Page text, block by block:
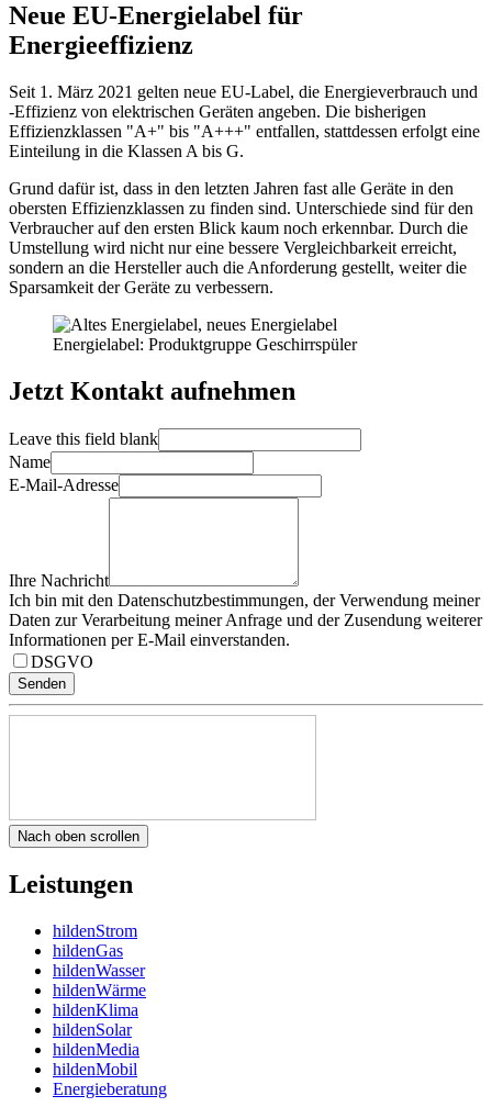
Neue EU-Energielabel für
Energieeffizienz
Seit 1. März 2021 gelten neue EU-Label, die Energieverbrauch und
-Effizienz von elektrischen Geräten angeben. Die bisherigen
Effizienzklassen "A+" bis "A+++" entfallen, stattdessen erfolgt eine
Einteilung in die Klassen A bis G.
Grund dafür ist, dass in den letzten Jahren fast alle Geräte in den
obersten Effizienzklassen zu finden sind. Unterschiede sind für den
Verbraucher auf den ersten Blick kaum noch erkennbar. Durch die
Umstellung wird nicht nur eine bessere Vergleichbarkeit erreicht,
sondern an die Hersteller auch die Anforderung gestellt, weiter die
Sparsamkeit der Geräte zu verbessern.
Energielabel: Produktgruppe Geschirrspüler
Jetzt Kontakt aufnehmen
Leave this field blank
Name
E-Mail-Adresse
Ihre Nachricht
Ich bin mit den Datenschutzbestimmungen, der Verwendung meiner
Daten zur Verarbeitung meiner Anfrage und der Zusendung weiterer
Informationen per E-Mail einverstanden.
DSGVO
Senden
Nach oben scrollen
Leistungen
hildenStrom
hildenGas
hildenWasser
hildenWärme
hildenKlima
hildenSolar
hildenMedia
hildenMobil
Energieberatung